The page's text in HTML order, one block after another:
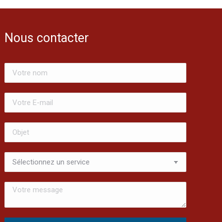
Nous contacter